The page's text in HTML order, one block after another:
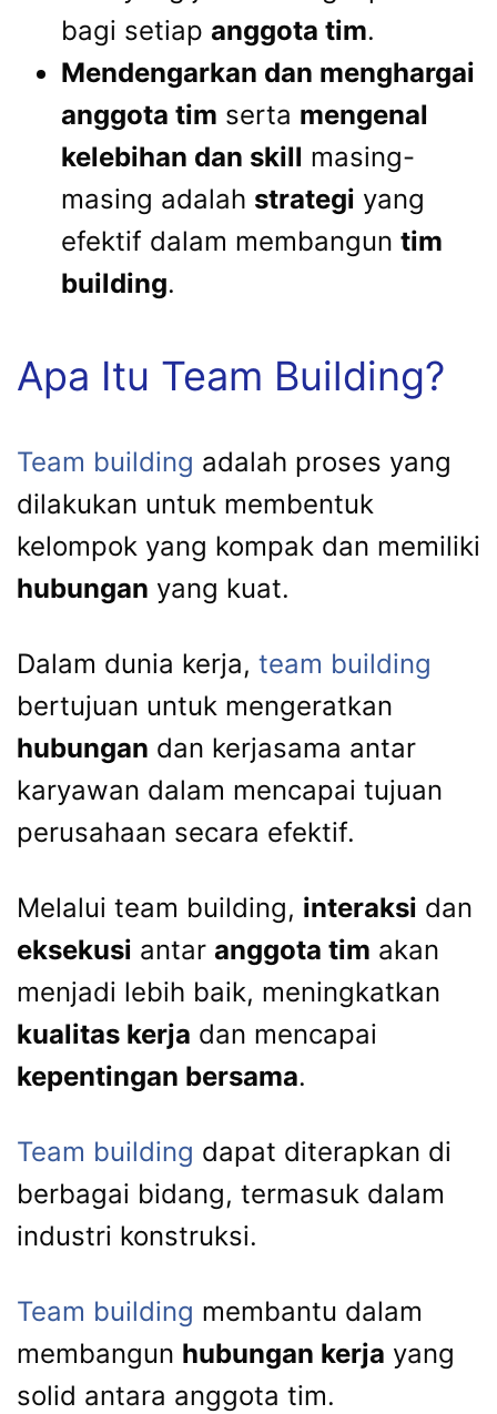
bagi setiap anggota tim.
Mendengarkan dan menghargai
anggota tim serta mengenal
kelebihan dan skill masing-
masing adalah strategi yang
efektif dalam membangun tim
building.
Apa Itu Team Building?
Team building adalah proses yang
dilakukan untuk membentuk
kelompok yang kompak dan memiliki
hubungan yang kuat.
Dalam dunia kerja, team building
bertujuan untuk mengeratkan
hubungan dan kerjasama antar
karyawan dalam mencapai tujuan
perusahaan secara efektif.
Melalui team building, interaksi dan
eksekusi antar anggota tim akan
menjadi lebih baik, meningkatkan
kualitas kerja dan mencapai
kepentingan bersama.
Team building dapat diterapkan di
berbagai bidang, termasuk dalam
industri konstruksi.
Team building membantu dalam
membangun hubungan kerja yang
solid antara anggota tim.